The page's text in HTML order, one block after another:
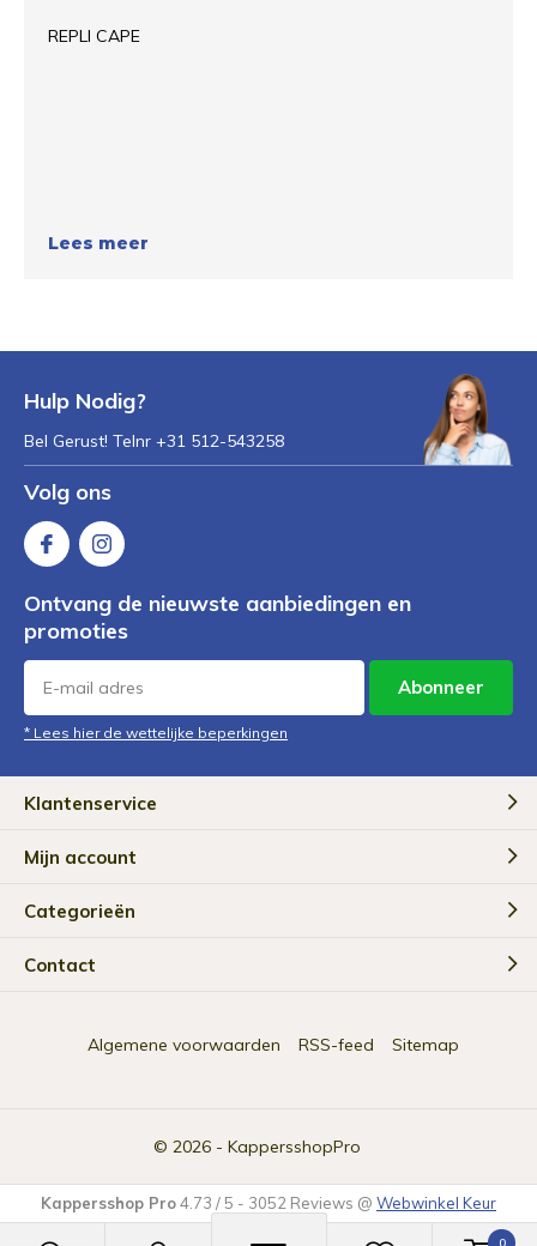
REPLI CAPE
Lees meer
Hulp Nodig?
Bel Gerust! Telnr +31 512-543258
Volg ons
Ontvang de nieuwste aanbiedingen en
promoties
Abonneer
* Lees hier de wettelijke beperkingen
Klantenservice
Mijn account
Categorieën
Contact
© 2026 - KappersshopPro
Algemene voorwaarden RSS-feed Sitemap
Kappersshop Pro4.73 /5 - 3052 Reviews @ Webwinkel Keur